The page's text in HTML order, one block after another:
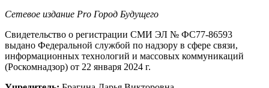
Сетевое издание Рrо Город Будущего
Свидетельство о регистрации СМИ ЭЛ № ФС77-86593
выдано Федеральной службой по надзору в сфере связи,
информационных технологий и массовых коммуникаций
(Роскомнадзор) от 22 января 2024 г.